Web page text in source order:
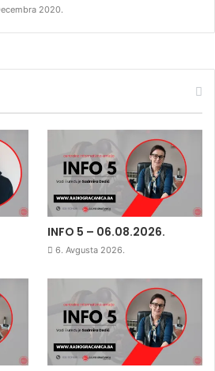
2020.
INFO 5 – 06.08.2026.
6. Avgusta 2026.